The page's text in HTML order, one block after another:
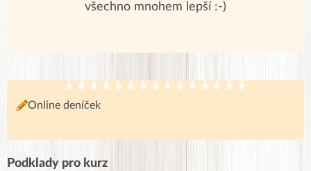
všechno mnohem lepší :-)
Online deníček
Podklady pro kurz